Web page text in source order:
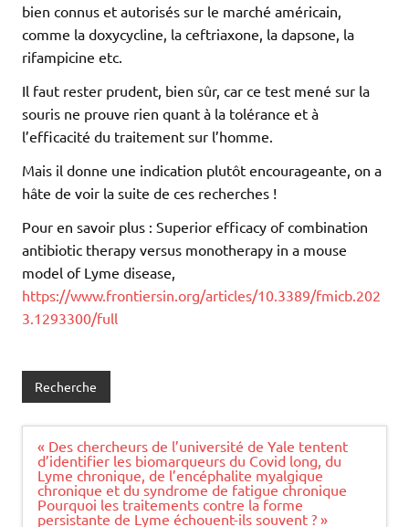
bien connus et autorisés sur le marché américain,
comme la doxycycline, la ceftriaxone, la dapsone, la
rifampicine etc.
Il faut rester prudent, bien sûr, car ce test mené sur la
souris ne prouve rien quant à la tolérance et à
l’efficacité du traitement sur l’homme.
Mais il donne une indication plutôt encourageante, on a
hâte de voir la suite de ces recherches !
Pour en savoir plus : Superior efficacy of combination
antibiotic therapy versus monotherapy in a mouse
model of Lyme disease,
https://www.frontiersin.org/articles/10.3389/fmicb.202
3.1293300/full
Recherche
Navigation
de
l’article
« Des chercheurs de l’université de Yale tentent
d’identifier les biomarqueurs du Covid long, du
Lyme chronique, de l’encéphalite myalgique
chronique et du syndrome de fatigue chronique
Pourquoi les traitements contre la forme
persistante de Lyme échouent-ils souvent ? »